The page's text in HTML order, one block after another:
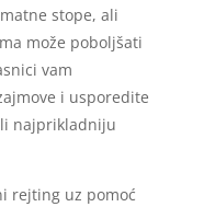
stope, ali
može poboljšati
vam
i usporedite
najprikladniju
rejting uz pomoć